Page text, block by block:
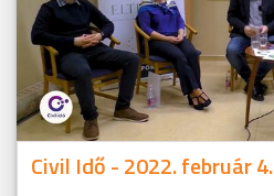
Civil Idő - 2022. február 4.